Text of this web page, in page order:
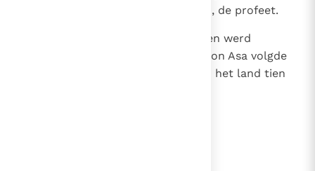
vinden in het leerschrift van Iddo, de profeet.
Hij ging te ruste bij zijn vaderen en werd
begraven in de Davidstad. Zijn zoon Asa volgde
hem op. Tijdens zijn regering had het land tien